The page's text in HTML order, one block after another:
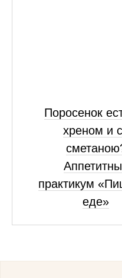
Поросенок
хреном и
практикум
еде»